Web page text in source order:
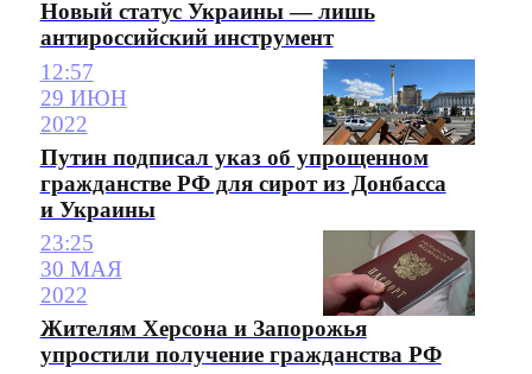
Новый статус Украины — лишь
антироссийский инструмент
12:57
29 ИЮН
2022
Путин подписал указ об упрощенном
гражданстве РФ для сирот из Донбасса
и Украины
23:25
30 МАЯ
2022
Жителям Херсона и Запорожья
упростили получение гражданства РФ